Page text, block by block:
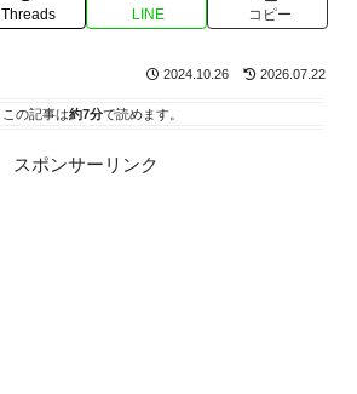
Threads LINE コピー
2024.10.26 2026.07.22
この記事は約7分で読めます。
スポンサーリンク